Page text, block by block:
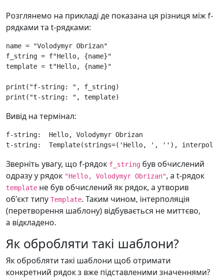
Розглянемо на прикладі де показана ця різниця між f-
рядками та t-рядками:
name =
"Volodymyr Obrizan"
f_string = f"Hello, {name}"
template = t"Hello, {name}"
print ( "f-string: " , f_string)
print ( "t-string: " , template)
Вивід на термінал:
f-string:  Hello, Volodymyr Obrizan
Зверніть увагу, що f-рядок f_string був обчислений
одразу у рядок "Hello, Volodymyr Obrizan", а t-рядок
template не був обчислений як рядок, а утворив
обʼєкт типу Template. Таким чином, інтерполяція
(перетворення шаблону) відбувається не миттєво,
а відкладено.
Як обробляти такі шаблони?
Як обробляти такі шаблони щоб отримати
конкретний рядок з вже підставленими значеннями?